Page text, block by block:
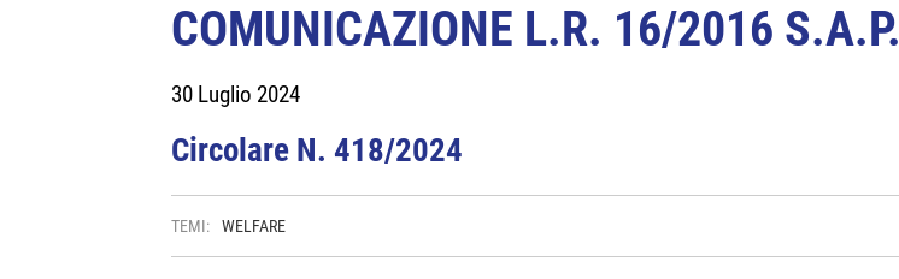
COMUNICAZIONE L.R. 16/2016 S.A.P.
30 Luglio 2024
Circolare N. 418/2024
TEMI: WELFARE